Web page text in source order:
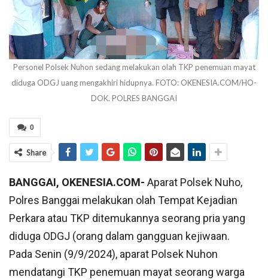
Personel Polsek Nuhon sedang melakukan olah TKP penemuan mayat
diduga ODGJ uang mengakhiri hidupnya. FOTO: OKENESIA.COM/HO-
DOK. POLRES BANGGAI
0
Share
BANGGAI, OKENESIA.COM- Aparat Polsek Nuho,
Polres Banggai melakukan olah Tempat Kejadian
Perkara atau TKP ditemukannya seorang pria yang
diduga ODGJ (orang dalam gangguan kejiwaan.
Pada Senin (9/9/2024), aparat Polsek Nuhon
mendatangi TKP penemuan mayat seorang warga